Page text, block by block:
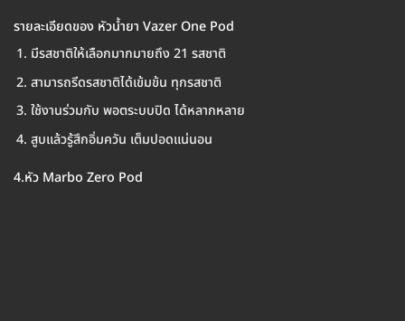
รายละเอียดของ หัวน้ำยา Vazer One Pod
มีรสชาติให้เลือกมากมายถึง 21 รสชาติ
สามารถรีดรสชาติได้เข้มข้น ทุกรสชาติ
ใช้งานร่วมกับ พอตระบบปิด ได้หลากหลาย
สูบแล้วรู้สึกอิ่มควัน เต็มปอดแน่นอน
4.หัว Marbo Zero Pod